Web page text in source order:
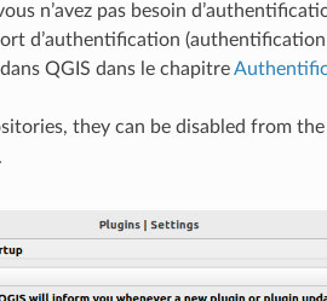
n’avez pas besoin
d’authentification
QGIS dans le chapitre
they can be disabled from